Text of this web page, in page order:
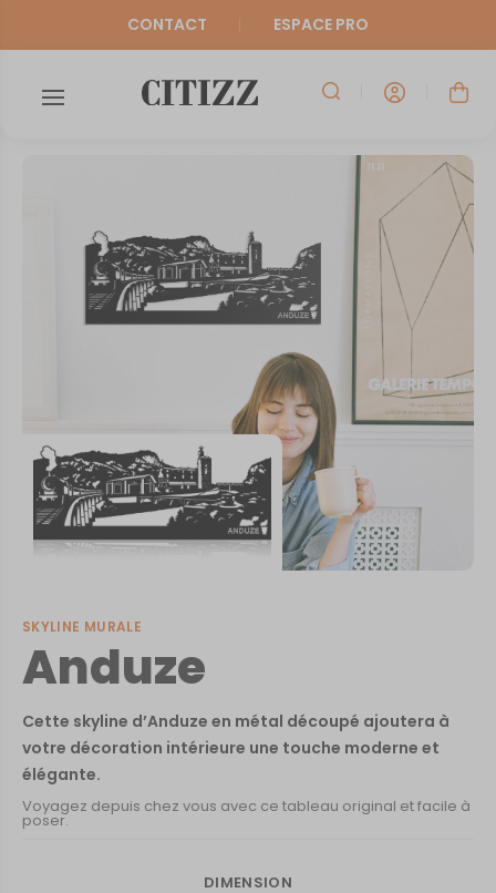
CONTACT ESPACE PRO
SKYLINE MURALE
Anduze
Cette skyline d’Anduze en métal découpé ajoutera à
votre décoration intérieure une touche moderne et
élégante.
Voyagez depuis chez vous avec ce tableau original et facile à
poser.
DIMENSION